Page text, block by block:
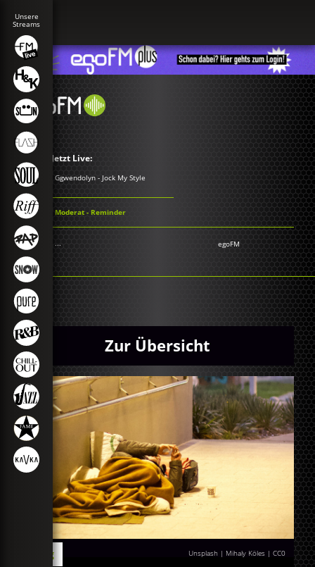
Jetzt Live:
Ggwendolyn - Jock My Style
Moderat - Reminder
... egoFM
Zur Übersicht
Unsplash | Mihaly Köles |CC0
Blog